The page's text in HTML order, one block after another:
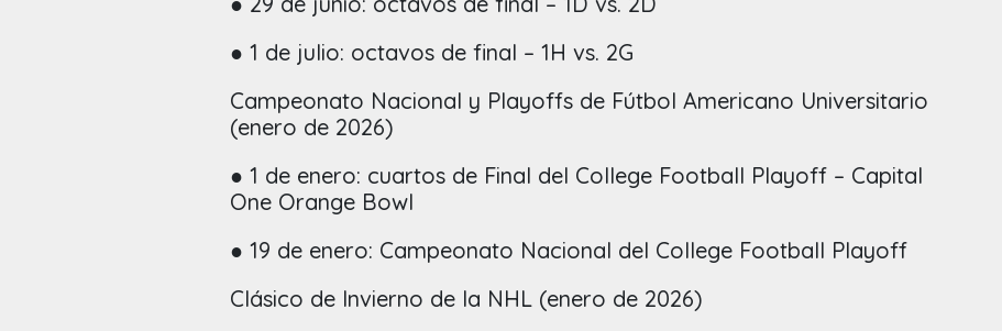
● 1 de julio: octavos de final – 1H vs. 2G
Campeonato Nacional y Playoffs de Fútbol Americano Universitario
(enero de 2026)
● 1 de enero: cuartos de Final del College Football Playoff – Capital
One Orange Bowl
● 19 de enero: Campeonato Nacional del College Football Playoff
Clásico de Invierno de la NHL (enero de 2026)